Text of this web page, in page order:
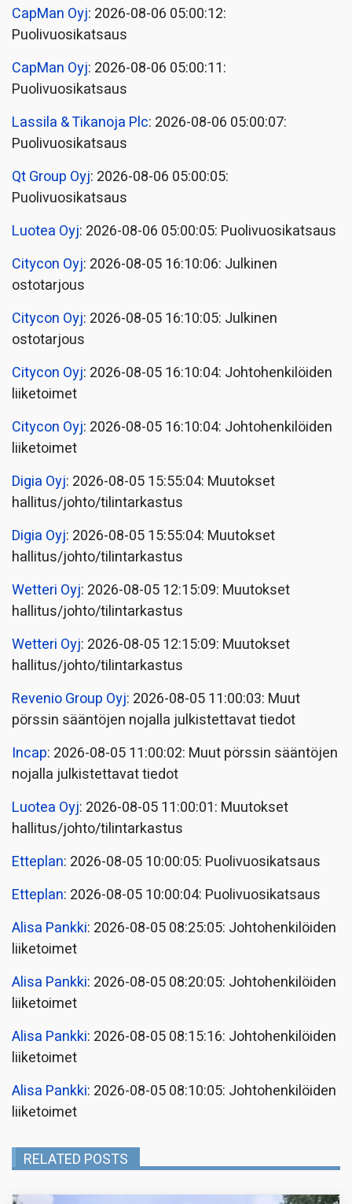
CapMan Oyj: 2026-08-06 05:00:12:
Puolivuosikatsaus
CapMan Oyj: 2026-08-06 05:00:11:
Puolivuosikatsaus
Lassila & Tikanoja Plc: 2026-08-06 05:00:07:
Puolivuosikatsaus
Qt Group Oyj: 2026-08-06 05:00:05:
Puolivuosikatsaus
Luotea Oyj: 2026-08-06 05:00:05: Puolivuosikatsaus
Citycon Oyj: 2026-08-05 16:10:06: Julkinen
ostotarjous
Citycon Oyj: 2026-08-05 16:10:05: Julkinen
ostotarjous
Citycon Oyj: 2026-08-05 16:10:04: Johtohenkilöiden
liiketoimet
Citycon Oyj: 2026-08-05 16:10:04: Johtohenkilöiden
liiketoimet
Digia Oyj: 2026-08-05 15:55:04: Muutokset
hallitus/johto/tilintarkastus
Digia Oyj: 2026-08-05 15:55:04: Muutokset
hallitus/johto/tilintarkastus
Wetteri Oyj: 2026-08-05 12:15:09: Muutokset
hallitus/johto/tilintarkastus
Wetteri Oyj: 2026-08-05 12:15:09: Muutokset
hallitus/johto/tilintarkastus
Revenio Group Oyj: 2026-08-05 11:00:03: Muut
pörssin sääntöjen nojalla julkistettavat tiedot
Incap: 2026-08-05 11:00:02: Muut pörssin sääntöjen
nojalla julkistettavat tiedot
Luotea Oyj: 2026-08-05 11:00:01: Muutokset
hallitus/johto/tilintarkastus
Etteplan: 2026-08-05 10:00:05: Puolivuosikatsaus
Etteplan: 2026-08-05 10:00:04: Puolivuosikatsaus
Alisa Pankki: 2026-08-05 08:25:05: Johtohenkilöiden
liiketoimet
Alisa Pankki: 2026-08-05 08:20:05: Johtohenkilöiden
liiketoimet
Alisa Pankki: 2026-08-05 08:15:16: Johtohenkilöiden
liiketoimet
Alisa Pankki: 2026-08-05 08:10:05: Johtohenkilöiden
liiketoimet
RELATED POSTS